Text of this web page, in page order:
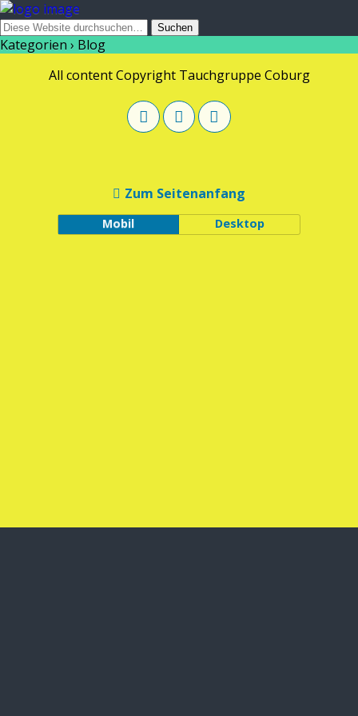
Kategorien › Blog
All content Copyright Tauchgruppe Coburg
Zum Seitenanfang
Mobil Desktop